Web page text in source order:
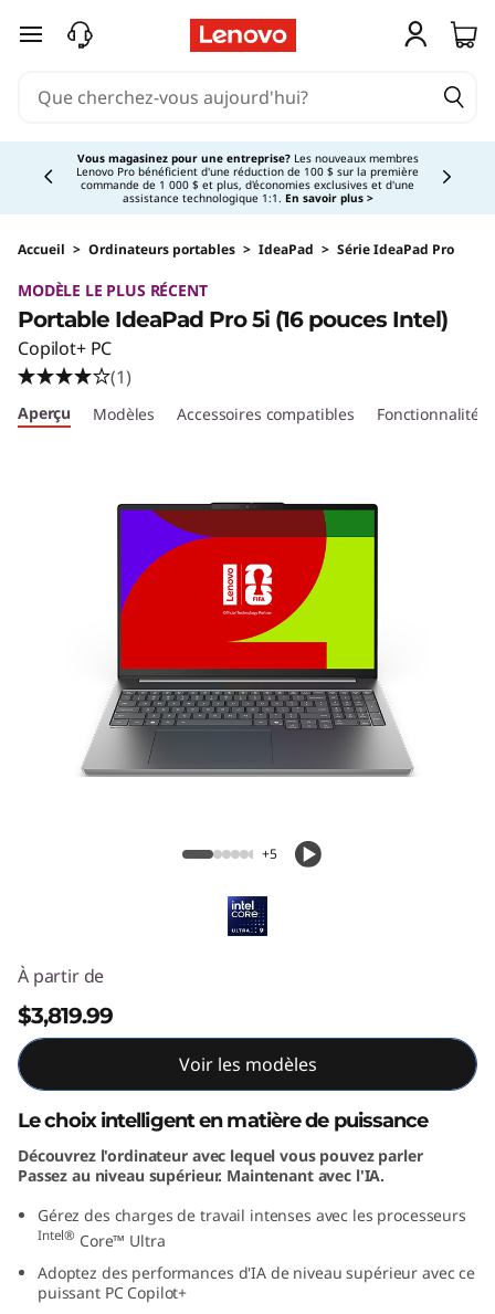
passer au contenu principal
Vous magasinez pour une entreprise?Les nouveaux membres
Lenovo Pro bénéficient d'une réduction de 100 $ sur la première
commande de 1 000 $ et plus, d'économies exclusives et d'une
assistance technologique 1:1. En savoir plus >
Currently displaying item 3 of 5
Accueil > Ordinateurs portables > IdeaPad > Série IdeaPad Pro
Portable IdeaPad Pro 5i (16 pouces
MODÈLE LE PLUS RÉCENT
Portable IdeaPad Pro 5i (16 pouces Intel)
Copilot+ PC
(1)
Aperçu Modèles Accessoires compatibles Fonctionnalités
+5
À partir de
$3,819.99
Voir les modèles
Le choix intelligent en matière de puissance
Découvrez l'ordinateur avec lequel vous pouvez parler
Passez au niveau supérieur. Maintenant avec l'IA.
Gérez des charges de travail intenses avec les processeurs
Intel® Core™ Ultra
Adoptez des performances d'IA de niveau supérieur avec ce
puissant PC Copilot+